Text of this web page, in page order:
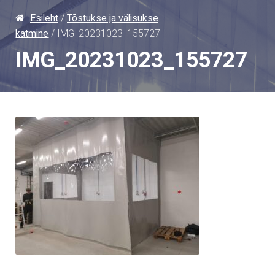
Kontakt
Paigaldus
PVC Kardinad
E-Pood
Esileht/ Tõstukse ja välisukse
katmine / IMG_20231023_155727
IMG_20231023_155727